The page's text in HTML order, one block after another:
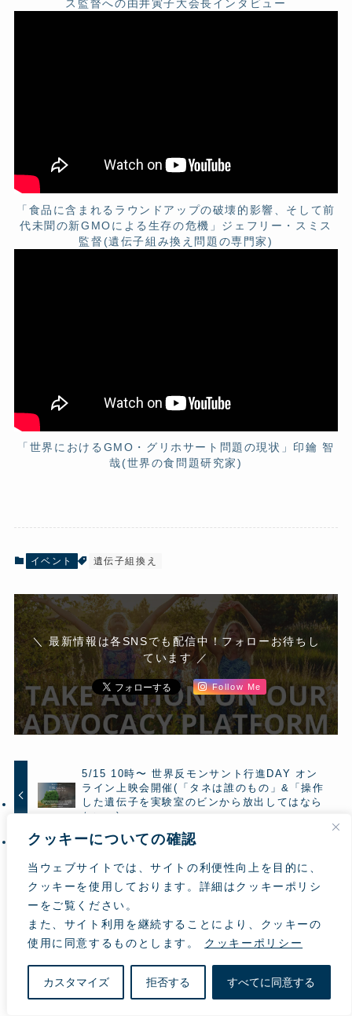
クッキーについての確認
当ウェブサイトでは、サイトの利便性向上を目的に、
クッキーを使用しております。詳細はクッキーポリシ
ーをご覧ください。
また、サイト利用を継続することにより、クッキーの
使用に同意するものとします。
クッキーポリシー
カスタマイズ 拒否する すべてに同意する
ス監督への由井寅子大会長インタビュー
「食品に含まれるラウンドアップの破壊的影響、そして前
代未聞の新GMOによる生存の危機」ジェフリー・スミス
監督(遺伝子組み換え問題の専門家)
「世界におけるGMO・グリホサート問題の現状」印鑰 智
哉(世界の食問題研究家)
イベント 遺伝子組換え
＼ 最新情報は各SNSでも配信中！フォローお待ちし
ています ／
Follow Me
5/15 10時〜 世界反モンサント行進DAY オン
ライン上映会開催(「タネは誰のもの」&「操作
した遺伝子を実験室のビンから放出してはなら
ない」)
5/15(土) 映画「種子は誰のもの」「遺伝子を実
ン上映会 原村監督&寅子先生トーク
こんな記事も読まれています